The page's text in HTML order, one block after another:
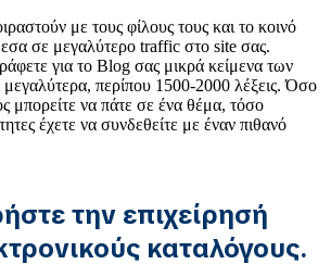
με τους φίλους τους και το κοινό
σε μεγαλύτερο traffic στο site σας.
για το Blog σας μικρά κείμενα των
περίπου 1500-2000 λέξεις. Όσο
μπορείτε να πάτε σε ένα θέμα, τόσο
έχετε να συνδεθείτε με έναν πιθανό
την επιχείρησή
καταλόγους.